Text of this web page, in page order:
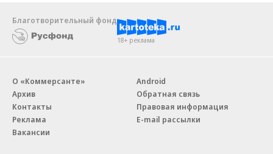
Благотворительный фонд
18+ реклама
О «Коммерсанте»
Архив
Контакты
Реклама
Вакансии
Android
Обратная связь
Правовая информация
E-mail рассылки